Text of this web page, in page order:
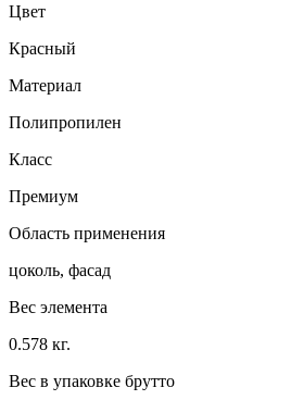
Цвет
Красный
Материал
Полипропилен
Класс
Премиум
Область применения
цоколь, фасад
Вес элемента
0.578 кг.
Вес в упаковке брутто